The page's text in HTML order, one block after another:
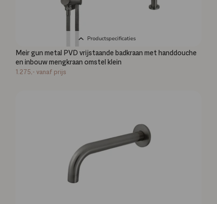
Productspecificaties
Meir gun metal PVD vrijstaande badkraan met handdouche
en inbouw mengkraan omstel klein
1.275,- vanaf prijs